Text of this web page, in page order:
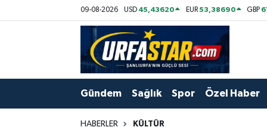
09-08-2026 USD 45,43620 EUR53,38690 GBP
Gündem Sağlık Spor Özel Haber
HABERLER KÜLTÜR
Şanlıurfa Nöbetçi Eczaneler
Şanlıurfa Hava Durumu